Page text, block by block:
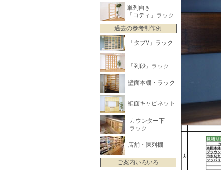
単列向き
「コティ」ラック
過去の参考制作例
「タブV」ラック
「列段」ラック
壁面本棚・ラック
壁面キャビネット
カウンター下
ラック
店舗・陳列棚
ご案内いろいろ